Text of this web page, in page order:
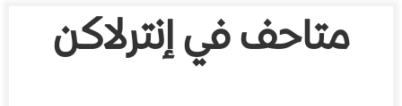
متاحف في إنترلاكن